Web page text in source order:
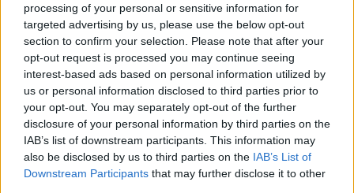
processing of your personal or sensitive information for
targeted advertising by us, please use the below opt-out
section to confirm your selection. Please note that after your
opt-out request is processed you may continue seeing
interest-based ads based on personal information utilized by
us or personal information disclosed to third parties prior to
your opt-out. You may separately opt-out of the further
disclosure of your personal information by third parties on the
IAB’s list of downstream participants. This information may
also be disclosed by us to third parties on the IAB’s List of
Downstream Participants that may further disclose it to other
“Izlīda ārā velniņš” –
Kulbergam sanācis
visai neveikls kašķis ar
žurnālistu Ivo Leitānu
Kārlis Streips: “Tas
būtu nozīmējis, ka
Tramps 2024. gadā
kandidēt nedrīkstētu”